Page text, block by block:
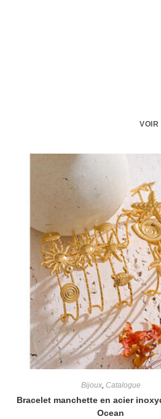
VOIR
Bijoux, Catalogue
Bracelet manchette en acier
Ocean